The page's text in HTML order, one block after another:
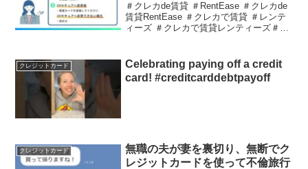
＃クレカde賃貸 ＃RentEase ＃クレカde
賃貸RentEase ＃クレカで賃貸 ＃レンテ
ィーズ ＃クレカで賃貸レンティーズ＃賃
い ＃クレカ ＃賃料 ＃賃...
クレジットカード
Celebrating paying off a credit
card! #creditcarddebtpayoff
クレジットカード
無職の夫が妻を裏切り、無断でク
レジットカードを使って不倫旅行